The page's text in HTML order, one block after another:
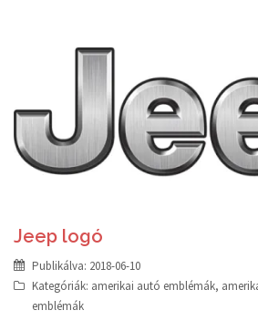
Jeep logó
Publikálva: 2018-06-10
Kategóriák: amerikai autó emblémák,
emblémák